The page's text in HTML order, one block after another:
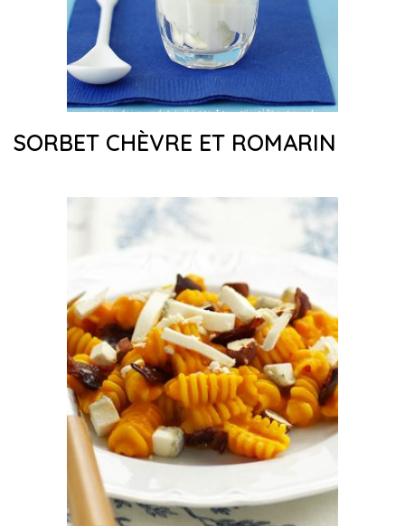
SORBET CHÈVRE ET ROMARIN